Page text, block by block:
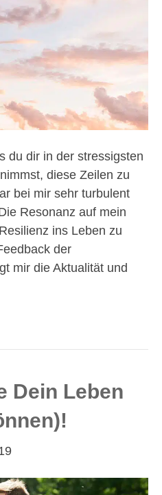
du dir in der stressigsten
diese Zeilen zu
bei mir sehr turbulent
Resonanz auf mein
ins Leben zu
der
mir die Aktualität und
Dein Leben